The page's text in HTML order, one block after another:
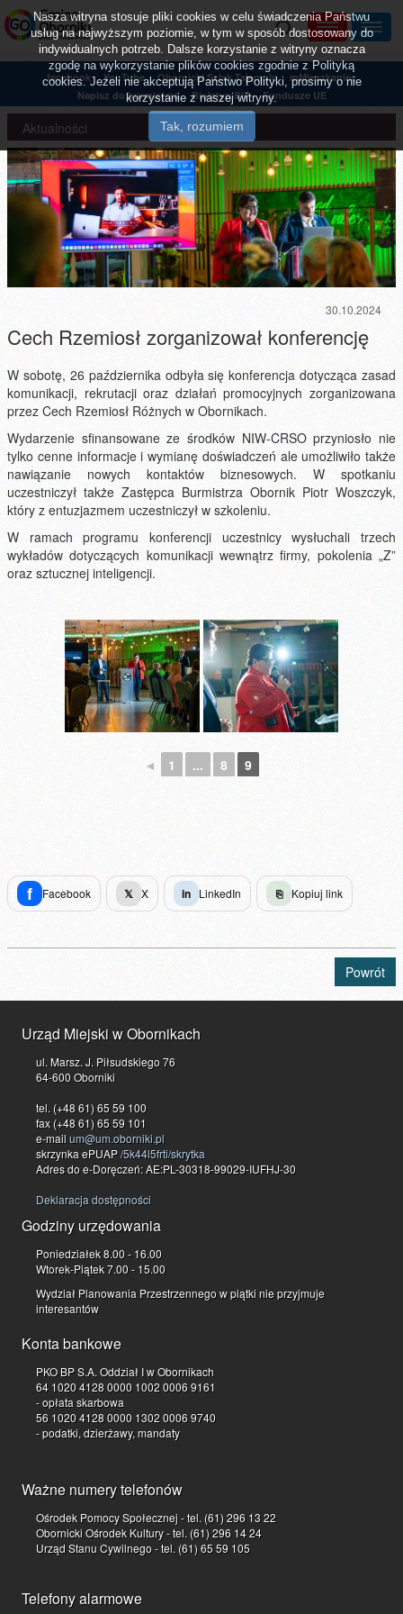
facebook YouTube Obornicki Szlak Tajemnic
mMieszkaniec
Napisz do burmistrza
Biuletyn BIP Fundusze UE
Aktualności
30.10.2024
Cech Rzemiosł zorganizował konferencję
W sobotę, 26 października odbyła się konferencja dotycząca zasad
komunikacji, rekrutacji oraz działań promocyjnych zorganizowana
przez Cech Rzemiosł Różnych w Obornikach.
Wydarzenie sfinansowane ze środków NIW-CRSO przyniosło nie
tylko cenne informacje i wymianę doświadczeń ale umożliwiło także
nawiązanie nowych kontaktów biznesowych. W spotkaniu
uczestniczył także Zastępca Burmistrza Obornik Piotr Woszczyk,
który z entuzjazmem uczestniczył w szkoleniu.
W ramach programu konferencji uczestnicy wysłuchali trzech
wykładów dotyczących komunikacji wewnątrz firmy, pokolenia „Z”
oraz sztucznej inteligencji.
◄ 1 ... 8 9
f Facebook 𝕏 X in LinkedIn ⎘ Kopiuj link
Powrót
Urząd Miejski w Obornikach
ul. Marsz. J. Piłsudskiego 76
64-600 Oborniki
tel. (+48 61) 65 59 100
fax (+48 61) 65 59 101
e-mailum@um.oborniki.pl
skrzynka ePUAP/5k44l5frti/skrytka
Adres do e-Doręczeń: AE:PL-30318-99029-IUFHJ-30
Deklaracja dostępności
Godziny urzędowania
Poniedziałek 8.00 - 16.00
Wtorek-Piątek 7.00 - 15.00
Wydział Planowania Przestrzennego w piątki nie przyjmuje
interesantów
Konta bankowe
PKO BP S.A. Oddział I w Obornikach
64 1020 4128 0000 1002 0006 9161
- opłata skarbowa
56 1020 4128 0000 1302 0006 9740
- podatki, dzierżawy, mandaty
Ważne numery telefonów
Ośrodek Pomocy Społecznej - tel. (61) 296 13 22
Obornicki Ośrodek Kultury - tel. (61) 296 14 24
Urząd Stanu Cywilnego - tel. (61) 65 59 105
Telefony alarmowe
Nasza witryna stosuje pliki cookies w celu świadczenia Państwu
usług na najwyższym poziomie, w tym w sposób dostosowany do
indywidualnych potrzeb. Dalsze korzystanie z witryny oznacza
zgodę na wykorzystanie plików cookies zgodnie z Polityką
cookies. Jeżeli nie akceptują Państwo Polityki, prosimy o nie
korzystanie z naszej witryny.